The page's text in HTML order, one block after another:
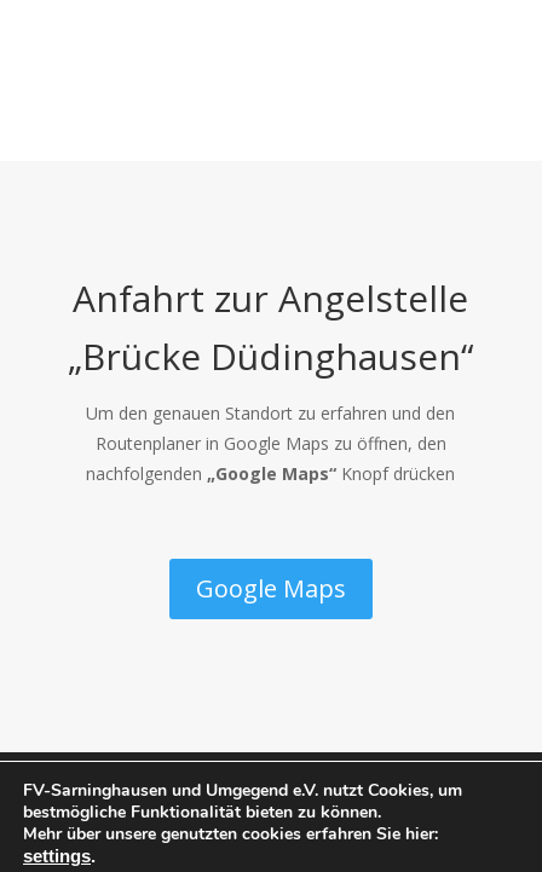
Anfahrt zur Angelstelle
„Brücke Düdinghausen“
Um den genauen Standort zu erfahren und den
Routenplaner in Google Maps zu öffnen, den
nachfolgenden „Google Maps“ Knopf drücken
Google Maps
Datenschutz
FV-Sarninghausen und Umgegend e.V. nutzt Cookies, um
bestmögliche Funktionalität bieten zu können.
Mehr über unsere genutzten cookies erfahren Sie hier:
settings.